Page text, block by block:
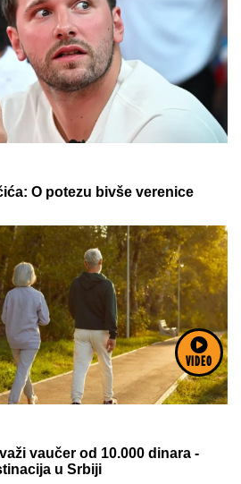
VIDEO
Ко је поставио замку
у Горњем Заостру
Evropu, sada po specijalnoj
do 31.8.